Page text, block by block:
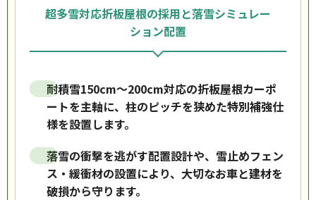
超多雪対応折板屋根の採用と落雪シミュレー
ション配置
耐積雪150cm〜200cm対応の折板屋根カーポ
ートを主軸に、柱のピッチを狭めた特別補強仕
様を設置します。
落雪の衝撃を逃がす配置設計や、雪止めフェン
ス・緩衝材の設置により、大切なお車と建材を
破損から守ります。